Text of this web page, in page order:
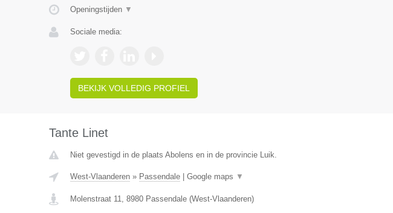
Openingstijden ▼
Sociale media:
BEKIJK VOLLEDIG PROFIEL
Tante Linet
Niet gevestigd in de plaats Abolens en in de provincie Luik.
West-Vlaanderen» Passendale| Google maps ▼
Molenstraat 11, 8980 Passendale(West-Vlaanderen)